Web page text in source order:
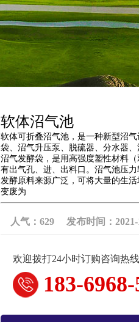
软体沼气池
软体可折叠沼气池，是一种新型沼
袋、沼气升压泵、脱硫器、分水器
沼气发酵袋，是用高强度塑性材料
有出气孔、进、出料口。沼气池压
发酵原料来源广泛，可将大量的生
变废为
人气： 629 发布时间：2021-
欢迎拨打24小时订购咨询热线
183-